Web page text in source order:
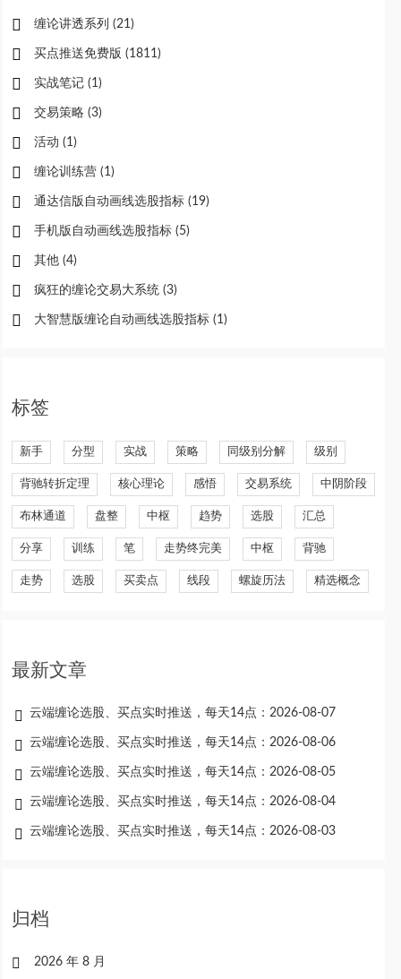
缠论讲透系列 (21)
买点推送免费版 (1811)
实战笔记 (1)
交易策略 (3)
活动 (1)
缠论训练营 (1)
通达信版自动画线选股指标 (19)
手机版自动画线选股指标 (5)
其他 (4)
疯狂的缠论交易大系统 (3)
大智慧版缠论自动画线选股指标 (1)
标签
新手 分型 实战 策略 同级别分解 级别
背驰转折定理 核心理论 感悟 交易系统 中阴阶段
布林通道 盘整 中枢 趋势 选股 汇总
分享 训练 笔 走势终完美 中枢 背驰
走势 选股 买卖点 线段 螺旋历法 精选概念
最新文章
云端缠论选股、买点实时推送，每天14点：2026-08-07
云端缠论选股、买点实时推送，每天14点：2026-08-06
云端缠论选股、买点实时推送，每天14点：2026-08-05
云端缠论选股、买点实时推送，每天14点：2026-08-04
云端缠论选股、买点实时推送，每天14点：2026-08-03
归档
2026 年 8 月